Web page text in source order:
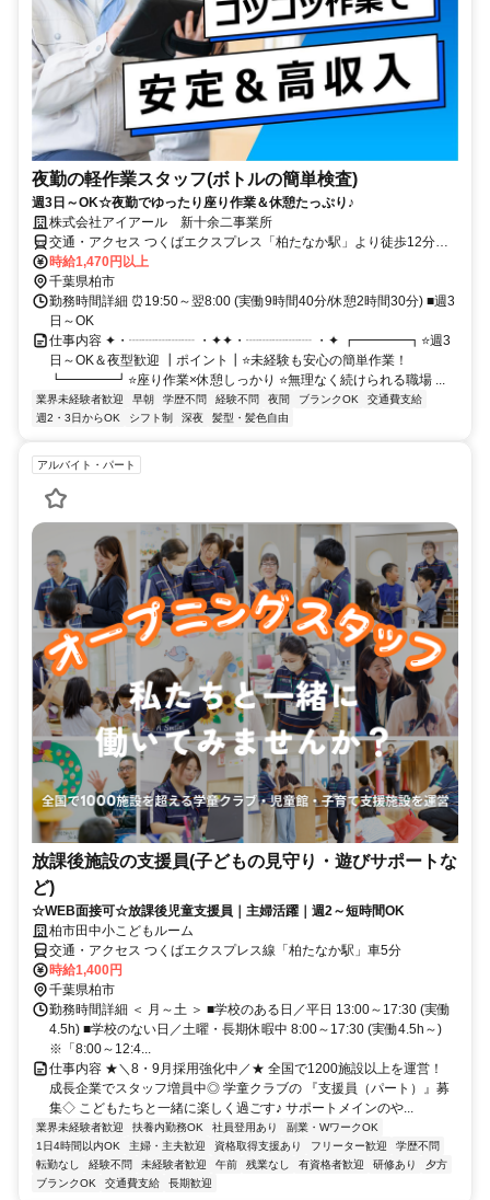
夜勤の軽作業スタッフ(ボトルの簡単検査)
週3日～OK☆夜勤でゆったり座り作業＆休憩たっぷり♪
株式会社アイアール 新十余二事業所
交通・アクセス つくばエクスプレス「柏たなか駅」より徒歩12分
「柏駅」「柏の葉キャンパス駅」「江戸川台駅」「豊四季駅」「初石
駅」「北柏駅」等からもアクセス可能 ★車通勤OK！
時給1,470円以上
千葉県柏市
勤務時間詳細 ⏰19:50～翌8:00 (実働9時間40分/休憩2時間30分) ■週3
日～OK
仕事内容 ✦・┈┈┈┈┈ ・✦✦・┈┈┈┈┈ ・✦ ┏━━━━┓⭐週3
日～OK＆夜型歓迎 ┃ポイント┃⭐未経験も安心の簡単作業！
┗━━━━┛⭐座り作業×休憩しっかり ⭐無理なく続けられる職場 ...
業界未経験者歓迎 早朝 学歴不問 経験不問 夜間 ブランクOK
交通費支給
週2・3日からOK
シフト制 深夜 髪型・髪色自由
アルバイト・パート
放課後施設の支援員(子どもの見守り・遊びサポートな
ど)
☆WEB面接可☆放課後児童支援員｜主婦活躍｜週2～短時間OK
柏市田中小こどもルーム
交通・アクセス つくばエクスプレス線「柏たなか駅」車5分
時給1,400円
千葉県柏市
勤務時間詳細 ＜ 月～土 ＞ ■学校のある日／平日 13:00～17:30 (実働
4.5h) ■学校のない日／土曜・長期休暇中 8:00～17:30 (実働4.5h～)
※「8:00～12:4...
仕事内容 ★＼8・9月採用強化中／★ 全国で1200施設以上を運営！
成長企業でスタッフ増員中◎ 学童クラブの 『支援員（パート）』募
集◇ こどもたちと一緒に楽しく過ごす♪ サポートメインのや...
業界未経験者歓迎 扶養内勤務OK 社員登用あり
副業・WワークOK
1日4時間以内OK
主婦・主夫歓迎 資格取得支援あり フリーター歓迎
学歴不問
転勤なし
経験不問 未経験者歓迎 午前 残業なし 有資格者歓迎 研修あり
夕方
ブランクOK
交通費支給 長期歓迎